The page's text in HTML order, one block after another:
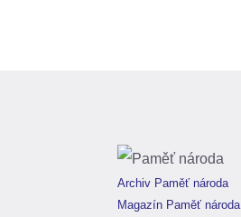
Archiv Paměť národa
Magazín Paměť národa